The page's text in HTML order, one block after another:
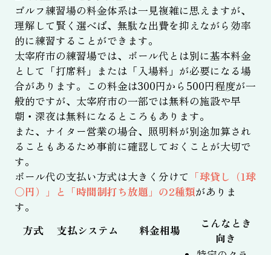
ゴルフ練習場の料金体系は一見複雑に思えますが、
理解して賢く選べば、無駄な出費を抑えながら効率
的に練習することができます。
太宰府市の練習場では、ボール代とは別に基本料金
として「打席料」または「入場料」が必要になる場
合があります。この料金は300円から500円程度が一
般的ですが、太宰府市の一部では無料の施設や早
朝・深夜は無料になるところもあります。
また、ナイター営業の場合、照明料が別途加算され
ることもあるため事前に確認しておくことが大切で
す。
ボール代の支払い方式は大きく分けて 「球貸し（1球
〇円）」と「時間制打ち放題」の2種類がありま
す。
方式
支払システム 料金相場
こんなとき
向き